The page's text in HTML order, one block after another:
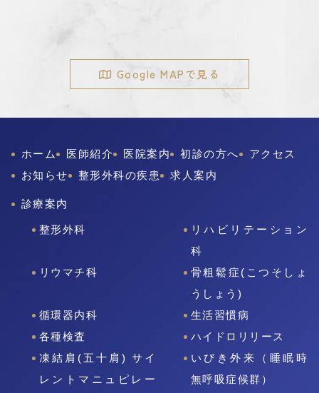
Google MAPで見る
ホーム 医師紹介 医院案内 初診の方へ
アクセス
お知らせ
整形外科の疾患 求人案内
診療案内
整形外科
リハビリテーション
科
リウマチ科
骨粗鬆症(こつそしょ
うしょう)
循環器内科
生活習慣病
各種検査
ハイドロリリース
凍結肩(五十肩) サイ
レントマニュピレー
いびき外来（睡眠時
無呼吸症候群）